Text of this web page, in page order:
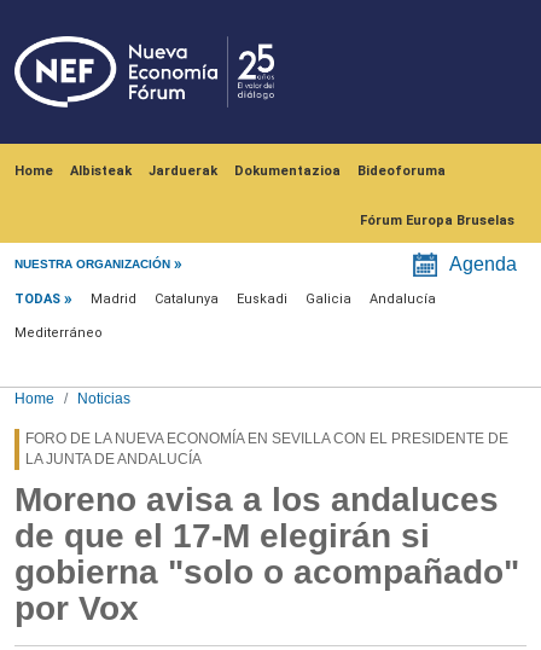
Home Albisteak Jarduerak Dokumentazioa Bideoforuma
Fórum Europa Bruselas
NUESTRA ORGANIZACIÓN Agenda
Menú noticias
TODAS Madrid Catalunya Euskadi Galicia Andalucía
Mediterráneo
Home Noticias
FORO DE LA NUEVA ECONOMÍA EN SEVILLA CON EL PRESIDENTE DE
LA JUNTA DE ANDALUCÍA
Moreno avisa a los andaluces
de que el 17-M elegirán si
gobierna "solo o acompañado"
por Vox